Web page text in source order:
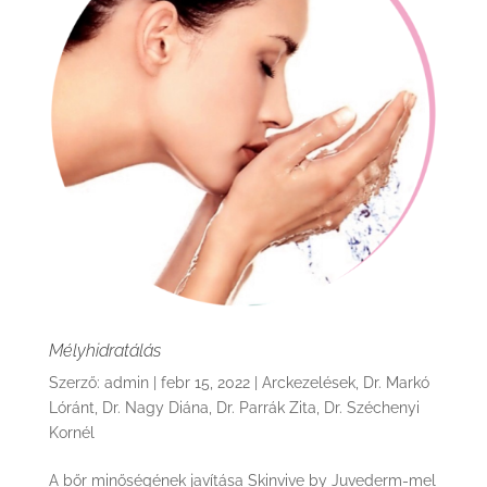
Mélyhidratálás
Szerző: admin| febr 15, 2022| Arckezelések, Dr. Markó
Lóránt
Dr. Nagy Diána Dr. Parrák Zita
Dr. Széchenyi
Kornél
A bőr minőségének javítása Skinvive by Juvederm-mel